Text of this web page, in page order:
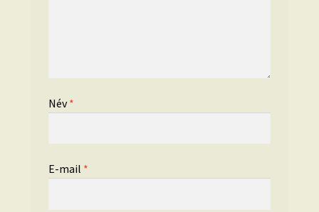
Név*
E-mail *